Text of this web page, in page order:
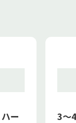
ハー 3〜